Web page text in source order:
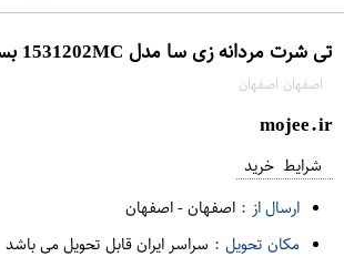
تی شرت مردانه زی سا مدل 1531202MC بسته 3 عددی
اصفهان اصفهان
mojee.ir
شرایط خرید
ارسال از : اصفهان-اصفهان
مکان تحویل : سراسر ایران قابل تحویل می باشد